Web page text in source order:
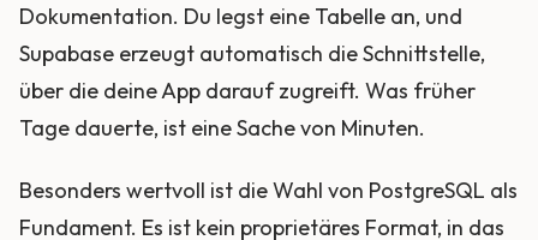
Dokumentation. Du legst eine Tabelle an, und
Supabase erzeugt automatisch die Schnittstelle,
über die deine App darauf zugreift. Was früher
Tage dauerte, ist eine Sache von Minuten.
Besonders wertvoll ist die Wahl von PostgreSQL als
Fundament. Es ist kein proprietäres Format, in das